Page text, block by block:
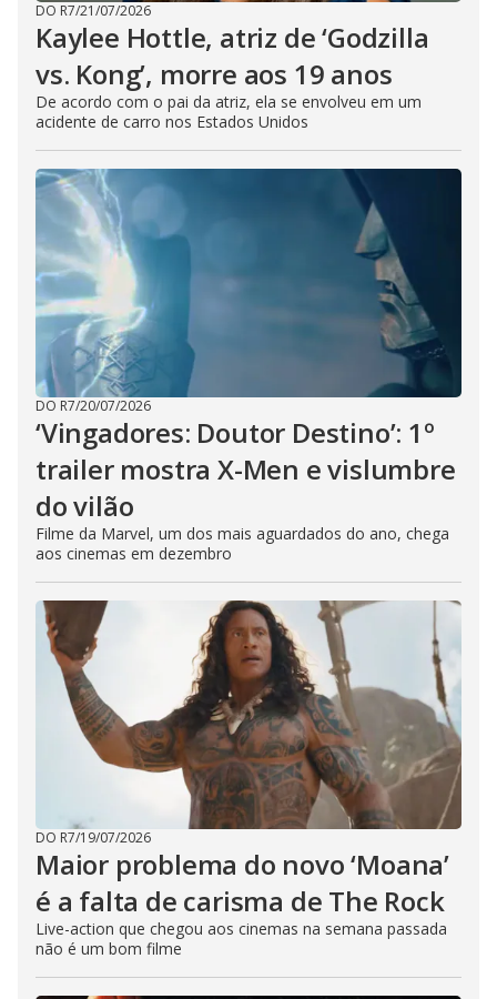
DO R7/21/07/2026
Kaylee Hottle, atriz de ‘Godzilla
vs. Kong’, morre aos 19 anos
De acordo com o pai da atriz, ela se envolveu em um
acidente de carro nos Estados Unidos
DO R7/20/07/2026
‘Vingadores: Doutor Destino’: 1º
trailer mostra X-Men e vislumbre
do vilão
Filme da Marvel, um dos mais aguardados do ano, chega
aos cinemas em dezembro
DO R7/19/07/2026
Maior problema do novo ‘Moana’
é a falta de carisma de The Rock
Live-action que chegou aos cinemas na semana passada
não é um bom filme